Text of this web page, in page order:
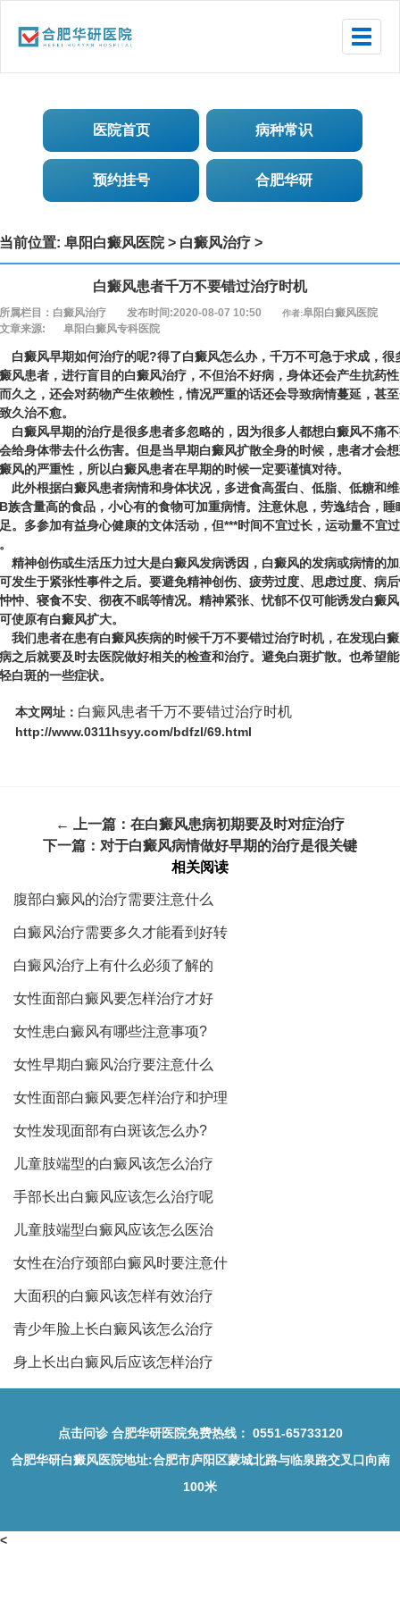
Toggle
医院首页 病种常识
预约挂号 合肥华研
当前位置:阜阳白癜风医院> 白癜风治疗 >
白癜风患者千万不要错过治疗时机
所属栏目：白癜风治疗 发布时间:2020-08-07 10:50 作者:阜阳白癜风医院
文章来源:
阜阳白癜风专科医院
风早期如何治疗的呢?得了白癜风怎么办，千万不可急于求成，很
风患者，进行盲目的白癜风治疗，不但治不好病，身体还会产生抗药
久之，还会对药物产生依赖性，情况严重的话还会导致病情蔓延，甚
久治不愈。
风早期的治疗是很多患者多忽略的，因为很多人都想白癜风不痛
给身体带去什么伤害。但是当早期白癜风扩散全身的时候，患者才会
风的严重性，所以白癜风患者在早期的时候一定要谨慎对待。
根据白癜风患者病情和身体状况，多进食高蛋白、低脂、低糖和
族含量高的食品，小心有的食物可加重病情。注意休息，劳逸结合，睡
。多参加有益身心健康的文体活动，但***时间不宜过长，运动量不宜过
创伤或生活压力过大是白癜风发病诱因，白癜风的发病或病情的
发生于紧张性事件之后。要避免精神创伤、疲劳过度、思虑过度、病
忡、寝食不安、彻夜不眠等情况。精神紧张、忧郁不仅可能诱发白癜
使原有白癜风扩大。
患者在患有白癜风疾病的时候千万不要错过治疗时机，在发现白
之后就要及时去医院做好相关的检查和治疗。避免白斑扩散。也希望
白斑的一些症状。
本文网址： 白癜风患者千万不要错过治疗时机
http://www.0311hsyy.com/bdfzl/69.html
← 上一篇： 在白癜风患病初期要及时对症治疗
下一篇： 对于白癜风病情做好早期的治疗是很关键
相关阅读
腹部白癜风的治疗需要注意什么
白癜风治疗需要多久才能看到好转
白癜风治疗上有什么必须了解的
女性面部白癜风要怎样治疗才好
女性患白癜风有哪些注意事项?
女性早期白癜风治疗要注意什么
女性面部白癜风要怎样治疗和护理
女性发现面部有白斑该怎么办?
儿童肢端型的白癜风该怎么治疗
手部长出白癜风应该怎么治疗呢
儿童肢端型白癜风应该怎么医治
女性在治疗颈部白癜风时要注意什
大面积的白癜风该怎样有效治疗
青少年脸上长白癜风该怎么治疗
身上长出白癜风后应该怎样治疗
点击问诊合肥华研医院免费热线： 0551-65733120
合肥华研白癜风医院地址:合肥市庐阳区蒙城北路与临泉路交叉口向南
100米
<